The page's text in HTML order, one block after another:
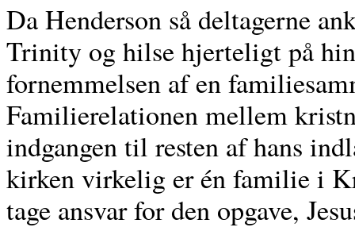
Da Henderson så deltagerne
Trinity og hilse hjerteligt på
fornemmelsen af en
Familierelationen mellem
indgangen til resten af hans
kirken virkelig er én familie i
tage ansvar for den opgave,